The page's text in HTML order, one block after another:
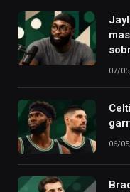
07/
06/